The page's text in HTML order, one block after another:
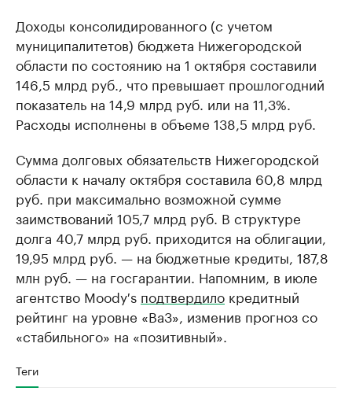
Доходы консолидированного (с учетом
муниципалитетов) бюджета Нижегородской
области по состоянию на 1 октября составили
146,5 млрд руб., что превышает прошлогодний
показатель на 14,9 млрд руб. или на 11,3%.
Расходы исполнены в объеме 138,5 млрд руб.
Сумма долговых обязательств Нижегородской
области к началу октября составила 60,8 млрд
руб. при максимально возможной сумме
заимствований 105,7 млрд руб. В структуре
долга 40,7 млрд руб. приходится на облигации,
19,95 млрд руб. — на бюджетные кредиты, 187,8
млн руб. — на госгарантии. Напомним, в июле
агентство Moody′s подтвердило кредитный
рейтинг на уровне «Ba3», изменив прогноз со
«стабильного» на «позитивный».
Теги